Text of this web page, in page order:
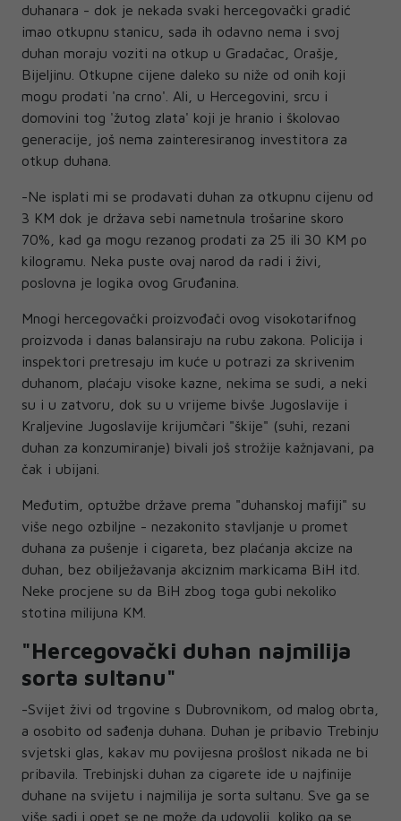
duhanara - dok je nekada svaki hercegovački gradić
imao otkupnu stanicu, sada ih odavno nema i svoj
duhan moraju voziti na otkup u Gradačac, Orašje,
Bijeljinu. Otkupne cijene daleko su niže od onih koji
mogu prodati 'na crno'. Ali, u Hercegovini, srcu i
domovini tog 'žutog zlata' koji je hranio i školovao
generacije, još nema zainteresiranog investitora za
otkup duhana.
-Ne isplati mi se prodavati duhan za otkupnu cijenu od
3 KM dok je država sebi nametnula trošarine skoro
70%, kad ga mogu rezanog prodati za 25 ili 30 KM po
kilogramu. Neka puste ovaj narod da radi i živi,
poslovna je logika ovog Gruđanina.
Mnogi hercegovački proizvođači ovog visokotarifnog
proizvoda i danas balansiraju na rubu zakona. Policija i
inspektori pretresaju im kuće u potrazi za skrivenim
duhanom, plaćaju visoke kazne, nekima se sudi, a neki
su i u zatvoru, dok su u vrijeme bivše Jugoslavije i
Kraljevine Jugoslavije krijumčari "škije" (suhi, rezani
duhan za konzumiranje) bivali još strožije kažnjavani, pa
čak i ubijani.
Međutim, optužbe države prema "duhanskoj mafiji" su
više nego ozbiljne - nezakonito stavljanje u promet
duhana za pušenje i cigareta, bez plaćanja akcize na
duhan, bez obilježavanja akciznim markicama BiH itd.
Neke procjene su da BiH zbog toga gubi nekoliko
stotina milijuna KM.
"Hercegovački duhan najmilija
sorta sultanu"
-Svijet živi od trgovine s Dubrovnikom, od malog obrta,
a osobito od sađenja duhana. Duhan je pribavio Trebinju
svjetski glas, kakav mu povijesna prošlost nikada ne bi
pribavila. Trebinjski duhan za cigarete ide u najfinije
duhane na svijetu i najmilija je sorta sultanu. Sve ga se
više sadi i opet se ne može da udovolji, koliko ga se